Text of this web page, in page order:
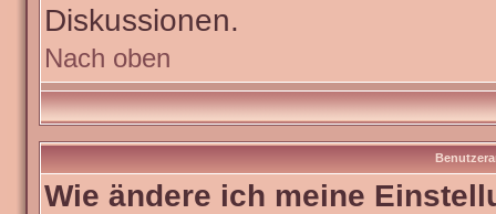
Diskussionen.
Nach oben
Wie ändere ich meine